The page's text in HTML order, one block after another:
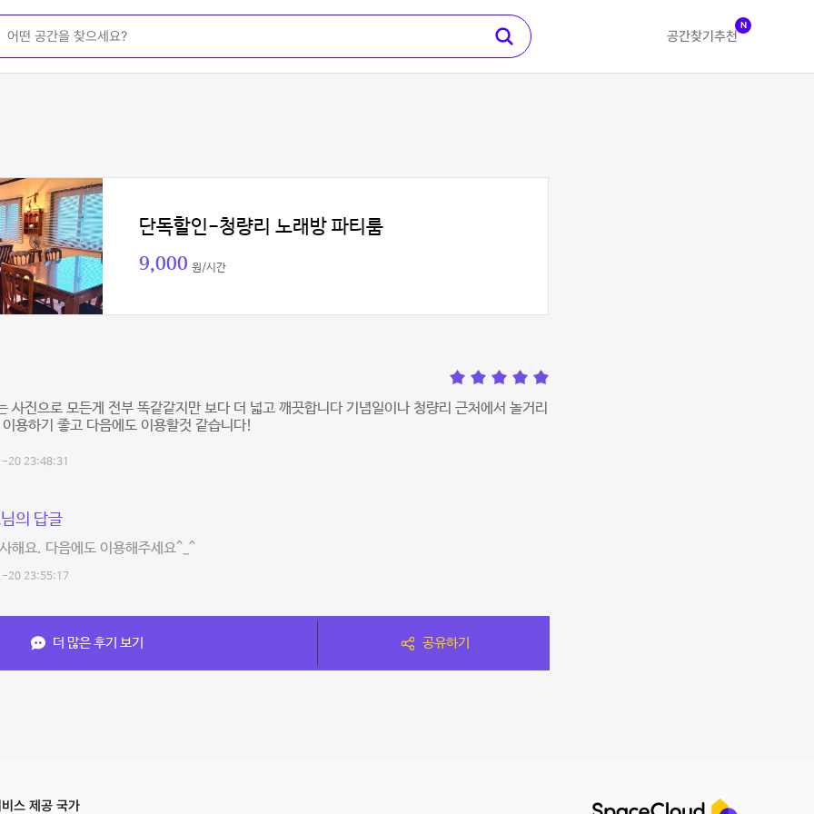
공간찾기 추천
N
단독할인-청량리 노래방 파티룸
9,000 원/시간
사진으로 모든게 전부 똑같같지만 보다 더 넓고 깨끗합니다 기념일이나 청량리 근처에서 놀거리
용하기 좋고 다음에도 이용할것 같습니다!
20 23:48:31
의 답글
해요. 다음에도 이용해주세요^_^
20 23:55:17
더 많은 후기 보기 공유하기
스 제공 국가